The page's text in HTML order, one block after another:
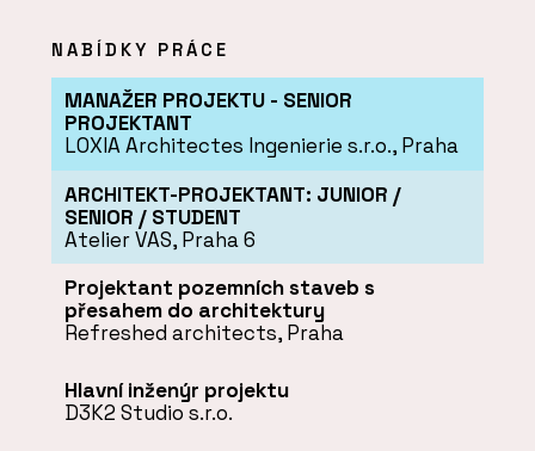
NABÍDKY PRÁCE
MANAŽER PROJEKTU - SENIOR
PROJEKTANT
LOXIA Architectes Ingenierie s.r.o., Praha
ARCHITEKT-PROJEKTANT: JUNIOR /
SENIOR / STUDENT
Atelier VAS, Praha 6
Projektant pozemních staveb s
přesahem do architektury
Refreshed architects, Praha
Hlavní inženýr projektu
D3K2 Studio s.r.o.